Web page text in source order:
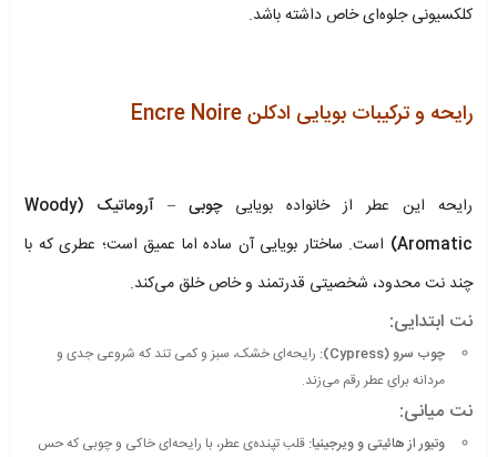
کلکسیونی جلوه‌ای خاص داشته باشد.
رایحه و ترکیبات بویایی ادکلن Encre Noire
رایحه این عطر از خانواده بویایی
چوبی – آروماتیک (Woody
Aromatic) است. ساختار بویایی آن ساده اما عمیق است؛ عطری که با
چند نت محدود، شخصیتی قدرتمند و خاص خلق می‌کند.
نت ابتدایی:
چوب سرو (Cypress):
رایحه‌ای خشک، سبز و کمی تند که شروعی جدی و
مردانه برای عطر رقم می‌زند.
نت میانی:
وتیور از هائیتی و ویرجینیا: قلب تپنده‌ی عطر، با رایحه‌ای خاکی و چوبی که حس